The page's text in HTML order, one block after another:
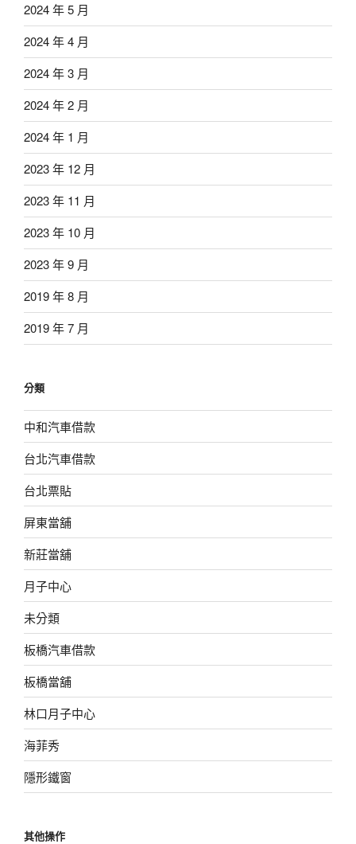
2024 年 5 月
2024 年 4 月
2024 年 3 月
2024 年 2 月
2024 年 1 月
2023 年 12 月
2023 年 11 月
2023 年 10 月
2023 年 9 月
2019 年 8 月
2019 年 7 月
分類
中和汽車借款
台北汽車借款
台北票貼
屏東當舖
新莊當舖
月子中心
未分類
板橋汽車借款
板橋當舖
林口月子中心
海菲秀
隱形鐵窗
其他操作